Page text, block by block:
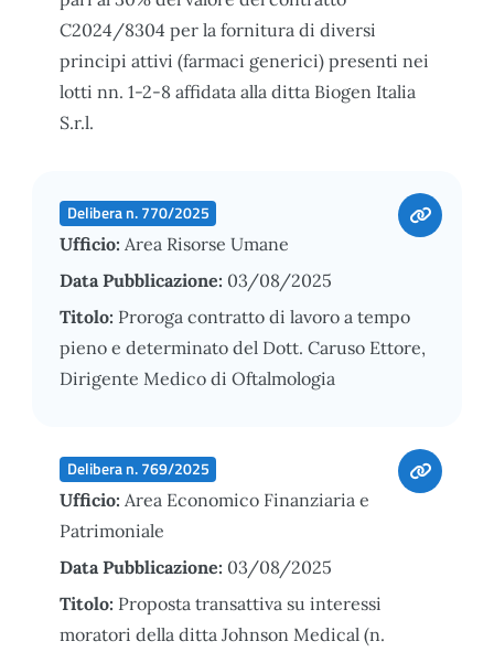
C2024/8304 per la fornitura di diversi
principi attivi (farmaci generici) presenti nei
lotti nn. 1-2-8 affidata alla ditta Biogen Italia
S.r.l.
Delibera n. 770/2025
Ufficio: Area Risorse Umane
Data Pubblicazione: 03/08/2025
Titolo: Proroga contratto di lavoro a tempo
pieno e determinato del Dott. Caruso Ettore,
Dirigente Medico di Oftalmologia
Delibera n. 769/2025
Ufficio: Area Economico Finanziaria e
Patrimoniale
Data Pubblicazione: 03/08/2025
Titolo: Proposta transattiva su interessi
moratori della ditta Johnson Medical (n.